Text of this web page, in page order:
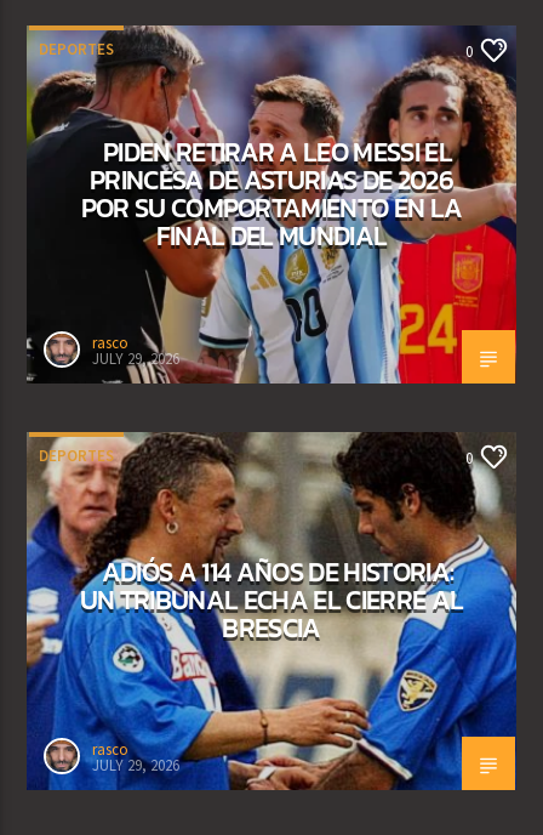
DEPORTES 0
PIDEN RETIRAR A LEO MESSI EL
PRINCESA DE ASTURIAS DE 2026
POR SU COMPORTAMIENTO EN LA
FINAL DEL MUNDIAL
rasco
JULY 29, 2026
DEPORTES 0
ADIÓS A 114 AÑOS DE HISTORIA:
UN TRIBUNAL ECHA EL CIERRE AL
BRESCIA
rasco
JULY 29, 2026